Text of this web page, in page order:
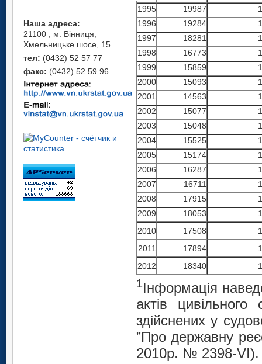
Наша адреса:
21100 , м. Вінниця,
Хмельницьке шосе, 15
тел: (0432) 52 57 77
факс: (0432) 52 59 96
1995
19987
1996
19284
1997
18281
1998
16773
1999
15859
2000
15093
2001
14563
2002
15077
2003
15048
2004
15525
2005
15174
2006
16287
2007
16711
2008
17915
2009
18053
2010
17508
2011
17894
2012
18340
1Інформація
актів
здійснених у
”Про державну
2010р. № 2398-VI).